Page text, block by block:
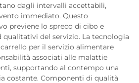
dagli intervalli accettabili,
immediato. Questo
previene lo spreco di cibo e
del servizio. La tecnologia
per il servizio alimentare
associati alle malattie
supportando al contempo una
costante. Componenti di qualità